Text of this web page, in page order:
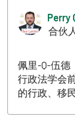
Perry
合伙
佩里-Q-伍德
行政法学会
的行政、移